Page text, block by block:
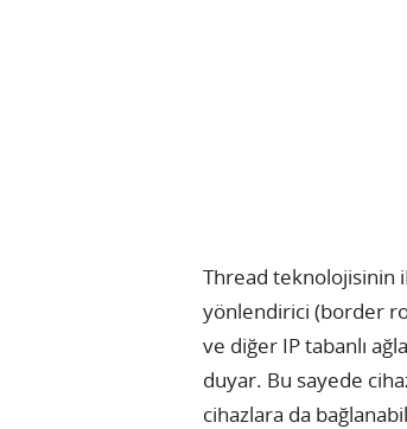
Thread teknolojisinin
yönlendirici (border
ve diğer IP tabanlı
duyar. Bu sayede
cihazlara da